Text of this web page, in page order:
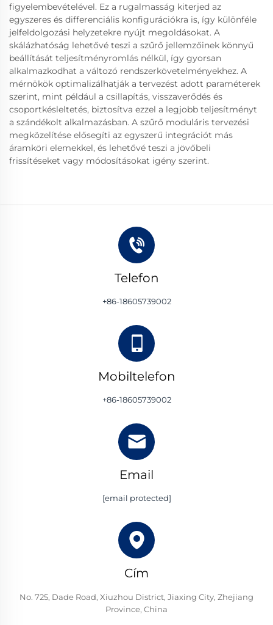
figyelembevételével. Ez a rugalmasság kiterjed az
egyszeres és differenciális konfigurációkra is, így különféle
jelfeldolgozási helyzetekre nyújt megoldásokat. A
skálázhatóság lehetővé teszi a szűrő jellemzőinek könnyű
beállítását teljesítményromlás nélkül, így gyorsan
alkalmazkodhat a változó rendszerkövetelményekhez. A
mérnökök optimalizálhatják a tervezést adott paraméterek
szerint, mint például a csillapítás, visszaverődés és
csoportkésleltetés, biztosítva ezzel a legjobb teljesítményt
a szándékolt alkalmazásban. A szűrő moduláris tervezési
megközelítése elősegíti az egyszerű integrációt más
áramköri elemekkel, és lehetővé teszi a jövőbeli
frissítéseket vagy módosításokat igény szerint.
Telefon
+86-18605739002
Mobiltelefon
+86-18605739002
Email
[email protected]
Cím
No. 725, Dade Road, Xiuzhou District, Jiaxing City, Zhejiang
Province, China